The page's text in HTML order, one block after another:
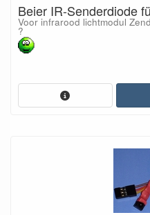
Beier IR-Senderdiode
Voor infrarood lichtmodul
?